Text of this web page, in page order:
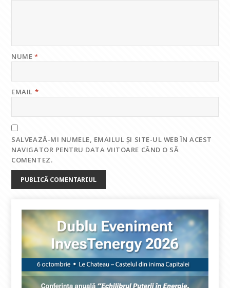
NUME*
EMAIL *
SALVEAZĂ-MI NUMELE, EMAILUL ȘI SITE-UL WEB ÎN ACEST
NAVIGATOR PENTRU DATA VIITOARE CÂND O SĂ
COMENTEZ.